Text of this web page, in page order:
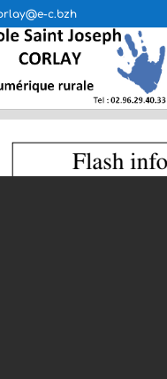
c.bzh